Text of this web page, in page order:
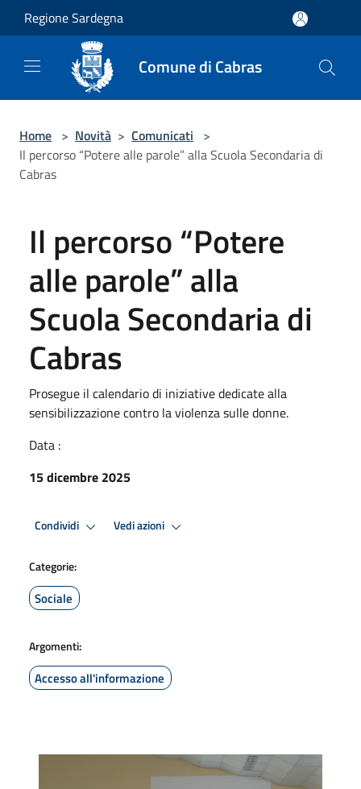
Salta al contenuto principale
Regione Sardegna
Comune di Cabras
Home > Novità > Comunicati >
Il percorso “Potere alle parole” alla Scuola Secondaria di
Cabras
Il percorso “Potere
alle parole” alla
Scuola Secondaria di
Cabras
Prosegue il calendario di iniziative dedicate alla
sensibilizzazione contro la violenza sulle donne.
Data :
15 dicembre 2025
Condividi Vedi azioni
Categorie:
Sociale
Argomenti:
Accesso all'informazione